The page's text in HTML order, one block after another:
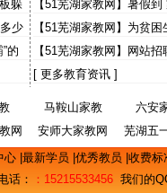
躲
少
的
【51芜湖家教网】暑假
【51芜湖家教网】为贫困
事 财大预录生自荐当免
【51芜湖家教网】网站招
期工主流找工渠道 50%
[ 更多教育资讯 ]
马鞍山家教
六安
网 安师大家教网
芜湖五
网
心 最新学员 优秀教员 收费
话：
：15215533456 我们的